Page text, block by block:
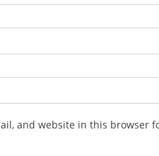
and website in this browser